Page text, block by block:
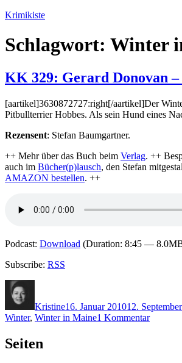
Zum
springen
Krimikiste
Schlagwort: Winter
KK 329: Gerard Donovan
[aartikel]3630872727:right[/aartikel]Der
Pitbullterrier Hobbes. Als sein Hund eines
Rezensent: Stefan Baumgartner.
++ Mehr über das Buch beim Verlag. ++
auch im Bücher(p)lausch, den Stefan
AMAZON bestellen. ++
Podcast: Download (Duration: 8:45 —
Subscribe: RSS
Kristine16. Januar 201012.
Winter, Winter in Maine1 Kommentarzu
Seiten